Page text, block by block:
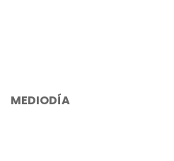
MEDIODÍA